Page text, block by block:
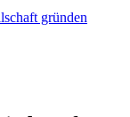
gründen